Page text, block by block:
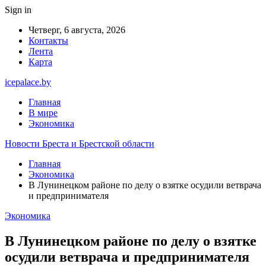
Sign in
Четверг, 6 августа, 2026
Контакты
Лента
Карта
icepalace.by
Главная
В мире
Экономика
Новости Бреста и Брестской области
Главная
Экономика
В Лунинецком районе по делу о взятке осудили ветврача
и предпринимателя
Экономика
В Лунинецком районе по делу о взятке
осудили ветврача и предпринимателя